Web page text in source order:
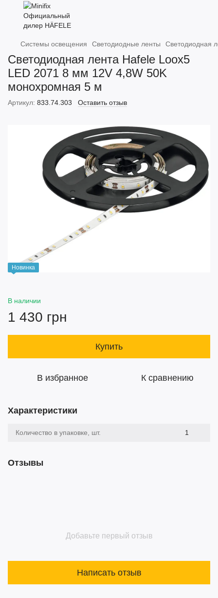
Системы освещения Светодиодные ленты Светодиодная
Светодиодная лента Hafele Loox5
LED 2071 8 мм 12V 4,8W 50K
монохромная 5 м
Артикул: 833.74.303 Оставить отзыв
Новинка
В наличии
1 430 грн
Купить
В избранное К сравнению
Характеристики
Количество в упаковке, шт. 1
Отзывы
Добавьте первый отзыв
Написать отзыв